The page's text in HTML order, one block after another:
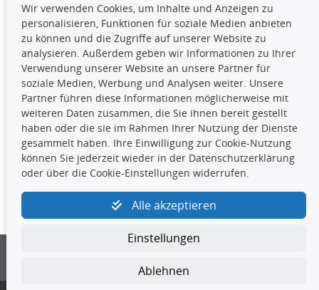
Die hier angezeigten Daten,
insbesondere die gesamte Datenbank,
dürfen nicht kopiert werden. Es ist zu
unterlassen, die Daten oder die gesamte Datenbank ohne
vorherige Zustimmung TecDocs zu vervielfältigen, zu
verbreiten und/oder diese Handlungen durch Dritte ausführen
zu lassen. Ein Zuwiderhandeln stellt eine
Urheberrechtsverletzung dar und wird verfolgt.
Kontakt
4yourcar GmbH | Avidesweg 1 | 27386 Hemsbünde |
kundenservice@4yourcar.de
Wir verwenden Cookies, um Inhalte und Anzeigen zu
personalisieren, Funktionen für soziale Medien anbieten
zu können und die Zugriffe auf unserer Website zu
analysieren. Außerdem geben wir Informationen zu Ihrer
Verwendung unserer Website an unsere Partner für
soziale Medien, Werbung und Analysen weiter. Unsere
Partner führen diese Informationen möglicherweise mit
weiteren Daten zusammen, die Sie ihnen bereit gestellt
haben oder die sie im Rahmen Ihrer Nutzung der Dienste
gesammelt haben. Ihre Einwilligung zur Cookie-Nutzung
können Sie jederzeit wieder in der Datenschutzerklärung
oder über die Cookie-Einstellungen widerrufen.
Alle akzeptieren
Einstellungen
Ablehnen